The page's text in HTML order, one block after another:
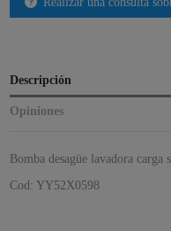
Descripción
Opiniones
Bomba desagüe lavadora carga
Cod: YY52X0598